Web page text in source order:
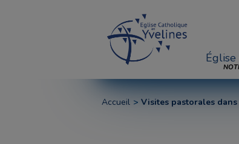
Église
Accueil Visites pastorales